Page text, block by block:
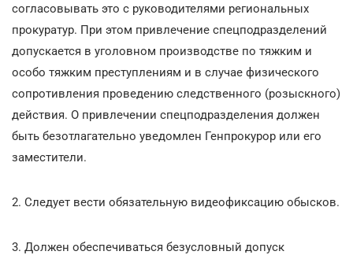
согласовывать это с руководителями региональных
прокуратур. При этом привлечение спецподразделений
допускается в уголовном производстве по тяжким и
особо тяжким преступлениям и в случае физического
сопротивления проведению следственного (розыскного)
действия. О привлечении спецподразделения должен
быть безотлагательно уведомлен Генпрокурор или его
заместители.
2. Следует вести обязательную видеофиксацию обысков.
3. Должен обеспечиваться безусловный допуск